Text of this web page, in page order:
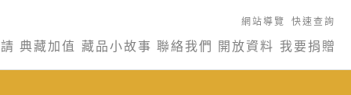
網站導覽 快速查詢
典藏加值 藏品小故事 聯絡我們 開放資料 我要捐贈